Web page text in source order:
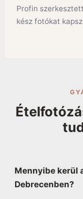
Profin
kész fotókat
Mennyibe kerül
Debrecenben?